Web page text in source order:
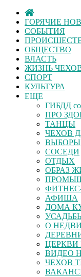
ГОРЯЧИЕ
СОБЫТИЯ
ОБЩЕСТВО
ВЛАСТЬ
ЖИЗНЬ
СПОРТ
КУЛЬТУРА
ЕЩЕ
ГИБДД
ПРО
ТАНЦЫ
ЧЕХОВ
ВЫБОРЫ
СОСЕДИ
ОТДЫХ
ОБРАЗ
АФИША
ДОМА
О
ВИДЕО
ЧЕХОВ